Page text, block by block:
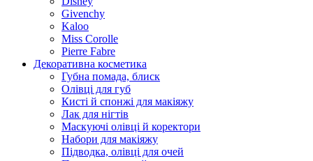
Givenchy
Kaloo
Miss Corolle
Pierre Fabre
Декоративна косметика
Губна помада, блиск
Олівці для губ
Кисті й спонжі для макіяжу
Лак для нігтів
Маскуючі олівці й коректори
Набори для макіяжу
Підводка, олівці для очей